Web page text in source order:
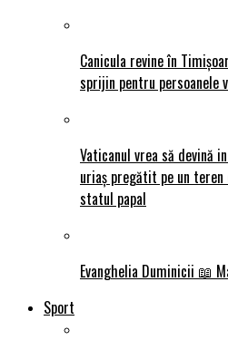
Canicula revine în
sprijin pentru persoanele
Vaticanul vrea să devină
uriaș pregătit pe un
statul papal
Evanghelia Duminicii 📖
Sport